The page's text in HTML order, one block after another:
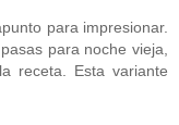
para impresionar.
para noche vieja,
receta. Esta variante